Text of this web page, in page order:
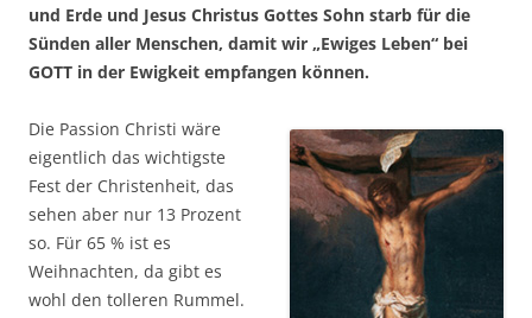
und Erde und Jesus Christus Gottes Sohn starb für die
Sünden aller Menschen, damit wir „Ewiges Leben“ bei
GOTT in der Ewigkeit empfangen können.
Die Passion Christi wäre
eigentlich das wichtigste
Fest der Christenheit, das
sehen aber nur 13 Prozent
so. Für 65 % ist es
Weihnachten, da gibt es
wohl den tolleren Rummel.